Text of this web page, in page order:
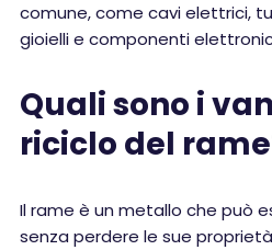
comune, come cavi elettrici,
gioielli e componenti
Quali sono i
riciclo del
Il rame è un metallo che può
senza perdere le sue